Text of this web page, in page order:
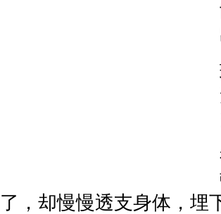
了，却慢慢透支身体，埋